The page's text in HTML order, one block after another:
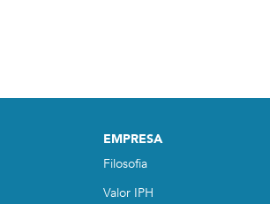
EMPRESA
Filosofia
Valor IPH